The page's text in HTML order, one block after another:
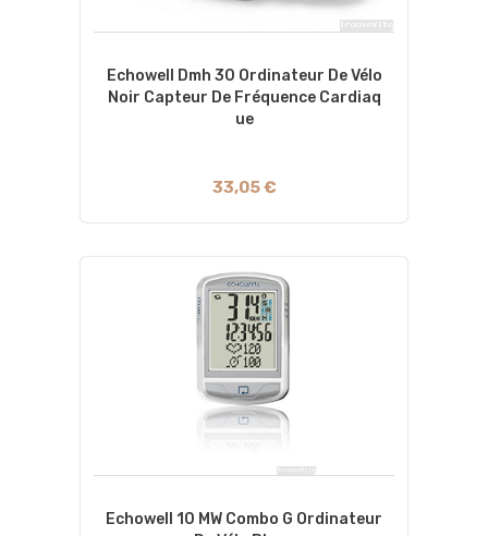
Echowell Dmh 30 Ordinateur De Vélo
Noir Capteur De Fréquence Cardiaq
Ue
33,05 €
Echowell 10 MW Combo G Ordinateur